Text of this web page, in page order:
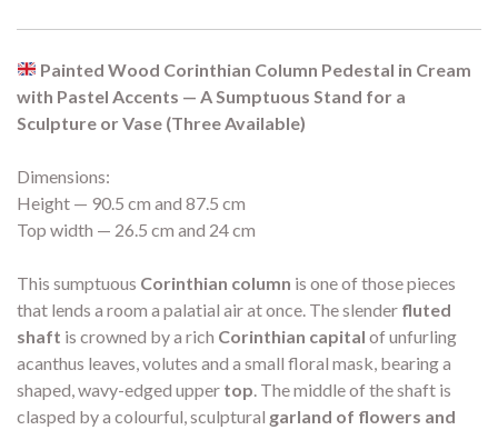
Painted Wood Corinthian Column Pedestal in Cream
with Pastel Accents — A Sumptuous Stand for a
Sculpture or Vase (Three Available)
Dimensions:
Height — 90.5 cm and 87.5 cm
Top width — 26.5 cm and 24 cm
This sumptuous Corinthian column is one of those pieces
that lends a room a palatial air at once. The slender fluted
shaft is crowned by a rich Corinthian capital of unfurling
acanthus leaves, volutes and a small floral mask, bearing a
shaped, wavy-edged upper top. The middle of the shaft is
clasped by a colourful, sculptural garland of flowers and